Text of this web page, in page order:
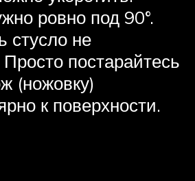
ровно под 90°.
стусло не
постарайтесь
(ножовку)
к поверхности.